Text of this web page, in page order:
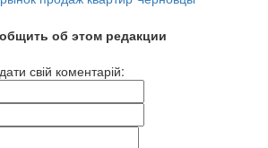
об этом редакции
свій коментарій: